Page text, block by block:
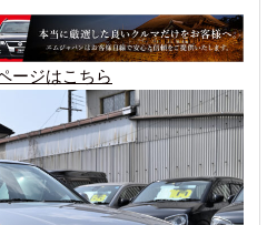
ージはこちら